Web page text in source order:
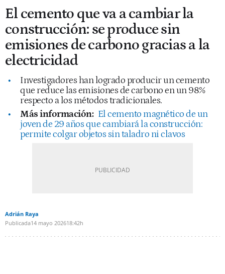
El cemento que va a cambiar la
construcción: se produce sin
emisiones de carbono gracias a la
electricidad
Investigadores han logrado producir un cemento
que reduce las emisiones de carbono en un 98%
respecto a los métodos tradicionales.
Más información: El cemento magnético de un
joven de 29 años que cambiará la construcción:
permite colgar objetos sin taladro ni clavos
Adrián Raya
Publicada14 mayo 202618:42h